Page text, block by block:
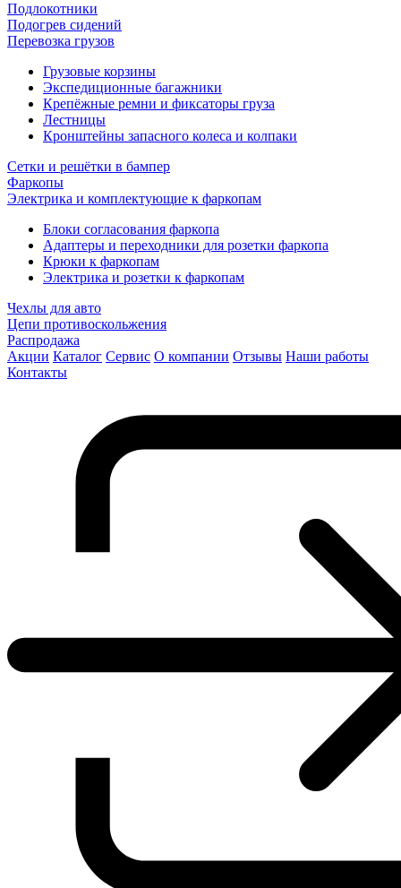
Подлокотники
Подогрев сидений
Перевозка грузов
Грузовые корзины
Экспедиционные багажники
Крепёжные ремни и фиксаторы груза
Лестницы
Кронштейны запасного колеса и колпаки
Сетки и решётки в бампер
Фаркопы
Электрика и комплектующие к фаркопам
Блоки согласования фаркопа
Адаптеры и переходники для розетки фаркопа
Крюки к фаркопам
Электрика и розетки к фаркопам
Чехлы для авто
Цепи противоскольжения
Распродажа
Акции Каталог Сервис О компании Отзывы Наши работы
Контакты